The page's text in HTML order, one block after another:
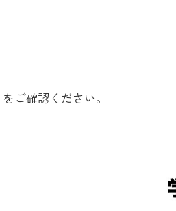
ご確認ください。